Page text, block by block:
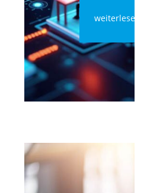
weiterlesen